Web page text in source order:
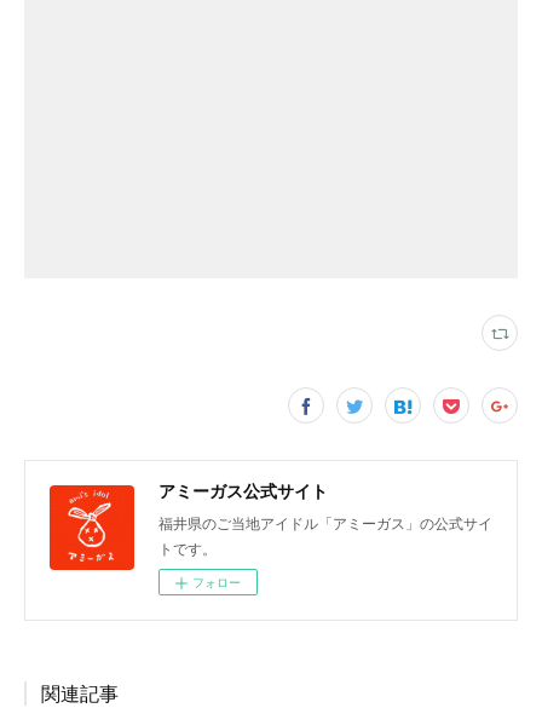
アミーガス公式サイト
福井県のご当地アイドル「アミーガス」の公式サイ
トです。
フォロー
関連記事